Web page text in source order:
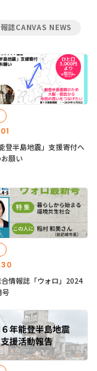
誌CANVAS NEWS
登半島地震」支援寄付へ
願い
情報誌「ウォロ」2024
号